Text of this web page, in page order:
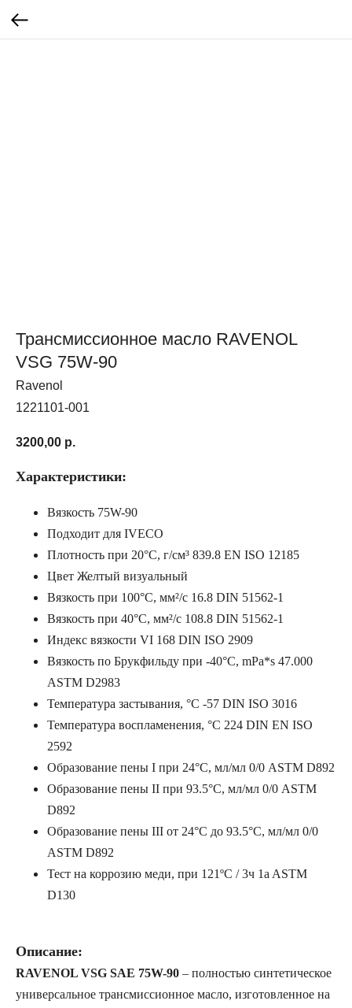
Трансмиссионное масло RAVENOL
VSG 75W-90
Ravenol
1221101-001
3200,00 р.
Характеристики:
Вязкость 75W-90
Подходит для IVECO
Плотность при 20°C, г/cм³ 839.8 EN ISO 12185
Цвет Желтый визуальный
Вязкость при 100°C, мм²/с 16.8 DIN 51562-1
Вязкость при 40°C, мм²/с 108.8 DIN 51562-1
Индекс вязкости VI 168 DIN ISO 2909
Вязкость по Брукфильду при -40°C, mPa*s 47.000
ASTM D2983
Температура застывания, °C -57 DIN ISO 3016
Температура воспламенения, °C 224 DIN EN ISO
2592
Образование пены I при 24°C, мл/мл 0/0 ASTM D892
Образование пены II при 93.5°C, мл/мл 0/0 ASTM
D892
Образование пены III от 24°C до 93.5°C, мл/мл 0/0
ASTM D892
Тест на коррозию меди, при 121ºC / 3ч 1a ASTM
D130
Описание:
RAVENOL VSG SAE 75W-90 – полностью синтетическое
универсальное трансмиссионное масло, изготовленное на